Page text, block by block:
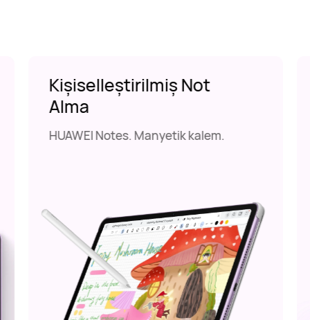
Kişiselleştirilmiş Not
Alma
HUAWEI Notes. Manyetik kalem.